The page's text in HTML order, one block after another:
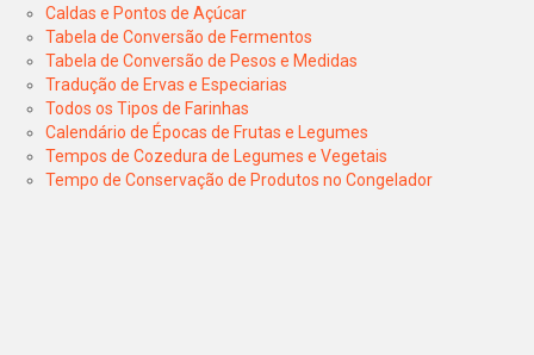
Caldas e Pontos de Açúcar
Tabela de Conversão de Fermentos
Tabela de Conversão de Pesos e Medidas
Tradução de Ervas e Especiarias
Todos os Tipos de Farinhas
Calendário de Épocas de Frutas e Legumes
Tempos de Cozedura de Legumes e Vegetais
Tempo de Conservação de Produtos no Congelador